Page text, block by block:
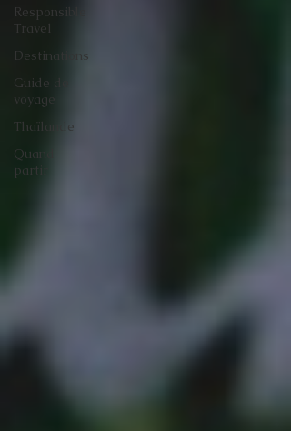
Responsible
Travel
Destinations
Guide de
voyage
Thaïlande
Quand
partir